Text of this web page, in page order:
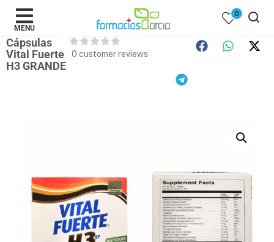
)
MENU
0
Cápsulas
Vital Fuerte
H3 GRANDE
0 customer reviews